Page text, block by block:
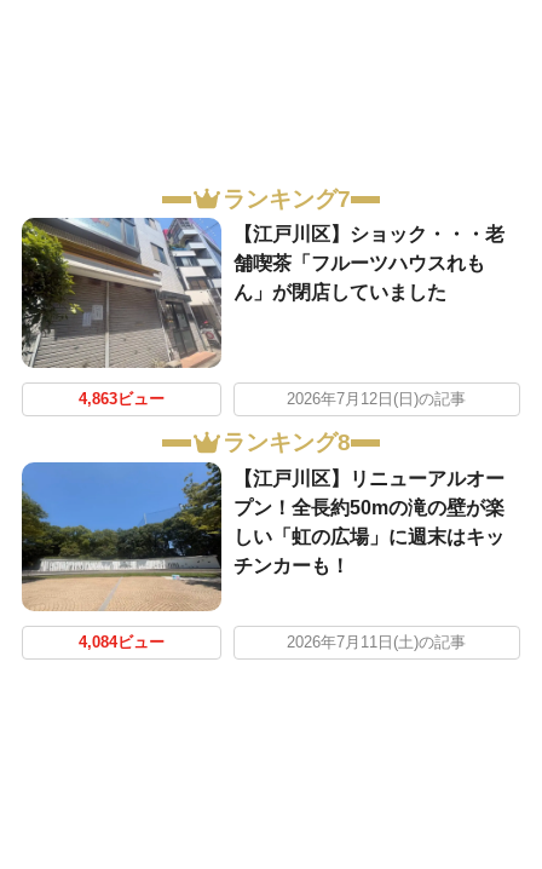
ランキング7
【江戸川区】ショック・・・老
舗喫茶「フルーツハウスれも
ん」が閉店していました
4,863ビュー 2026年7月12日(日)の記事
ランキング8
【江戸川区】リニューアルオー
プン！全長約50mの滝の壁が楽
しい「虹の広場」に週末はキッ
チンカーも！
4,084ビュー 2026年7月11日(土)の記事